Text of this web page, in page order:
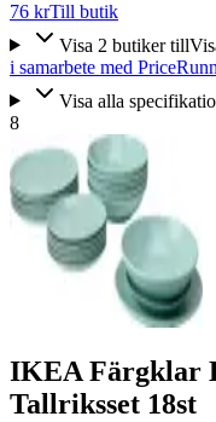
76 krTill butik
Visa 2 butiker till
i samarbete med
Visa alla
8
IKEA Färgklar
Tallriksset 18st